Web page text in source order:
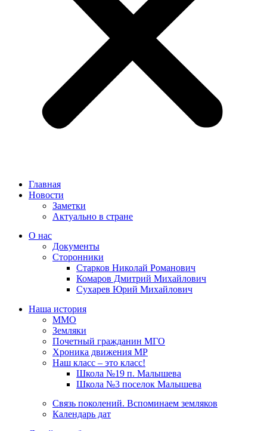
Главная
Новости
Заметки
Актуально в стране
О нас
Документы
Сторонники
Старков Николай Романович
Комаров Дмитрий Михайлович
Сухарев Юрий Михайлович
Наша история
ММО
Земляки
Почетный гражданин МГО
Хроника движения МР
Наш класс – это класс!
Школа №19 п. Малышева
Школа №3 поселок Малышева
Связь поколений. Вспоминаем земляков
Календарь дат